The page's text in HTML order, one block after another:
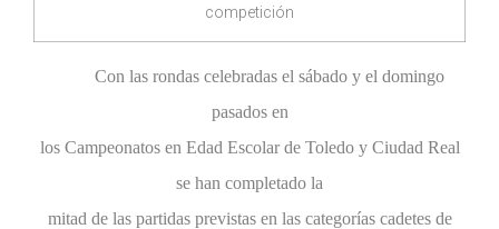
competición
Con las rondas celebradas el sábado y el domingo
pasados en
los Campeonatos en Edad Escolar de Toledo y Ciudad Real
se han completado la
mitad de las partidas previstas en las categorías cadetes de